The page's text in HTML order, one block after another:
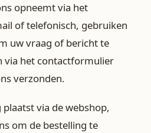
opneemt via het
of telefonisch, gebruiken
uw vraag of bericht te
via het contactformulier
verzonden.
via de webshop,
om de bestelling te